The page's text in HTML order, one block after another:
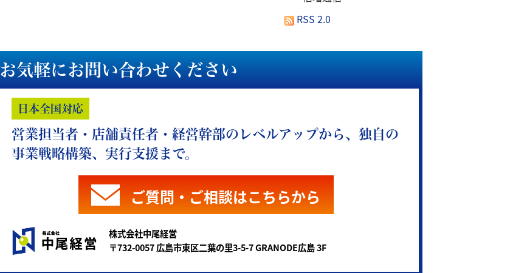
RSS 2.0
お気軽にお問い合わせください
日本全国対応
営業担当者・店舗責任者・経営幹部のレベルアップから、独自の
事業戦略構築、実行支援まで。
ご質問・ご相談はこちらから
株式会社中尾経営
〒732-0057 広島市東区二葉の里3-5-7 GRANODE広島 3F